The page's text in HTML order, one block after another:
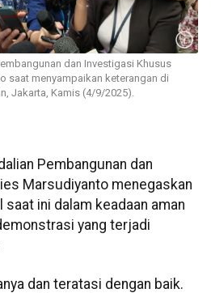
dan Investigasi Khusus
saat menyampaikan keterangan di
Jakarta, Kamis (4/9/2025).
Pembangunan dan
Marsudiyanto menegaskan
ini dalam keadaan aman
yang terjadi
dan teratasi dengan baik.